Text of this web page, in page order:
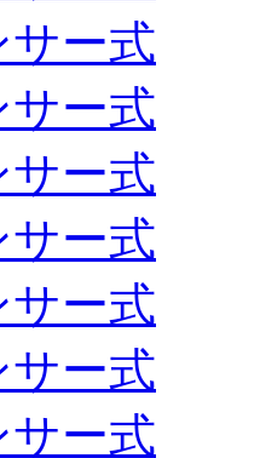
サー式
サー式
サー式
サー式
サー式
サー式
サー式